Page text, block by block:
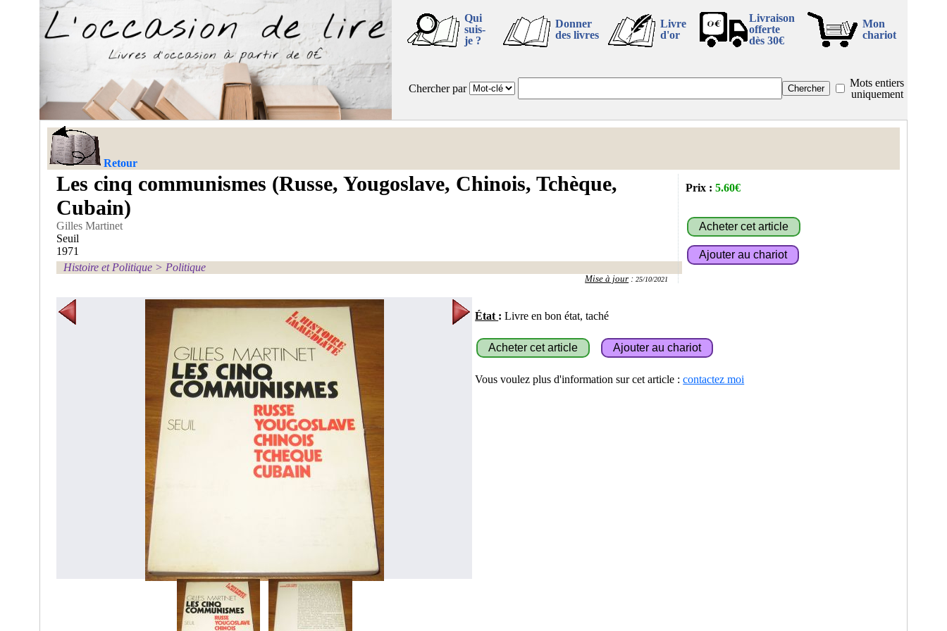
Qui
suis-
je ?
Donner
des livres
Livre
d'or
Livraison
offerte
dès 30€
Mon
chariot
Chercher par
Mots entiers
uniquement
Retour
Les cinq communismes (Russe, Yougoslave, Chinois, Tchèque,
Cubain)
Gilles Martinet
Seuil
1971
Histoire et Politique > Politique
Mise à jour :25/10/2021
Prix : 5.60€
État : Livre en bon état, taché
Vous voulez plus d'information sur cet article :contactez moi